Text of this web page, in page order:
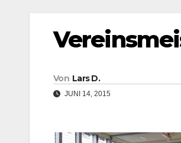
Von Lars D.
JUNI 14, 2015